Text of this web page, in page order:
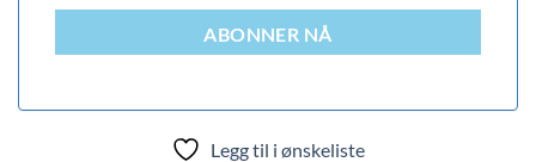
ABONNER NÅ
Legg til i ønskeliste